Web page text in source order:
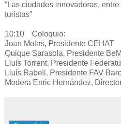
“Las ciudades innovadoras,
turistas”
10:10 Coloquio:
Joan Molas, Presidente CEHAT
Quique Sarasola, Presidente
Lluís Torrent, Presidente
Lluís Rabell, Presidente FAV
Modera Enric Hernández,